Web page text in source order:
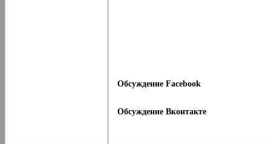
Обсуждение Facebook
Обсуждение Вконтакте